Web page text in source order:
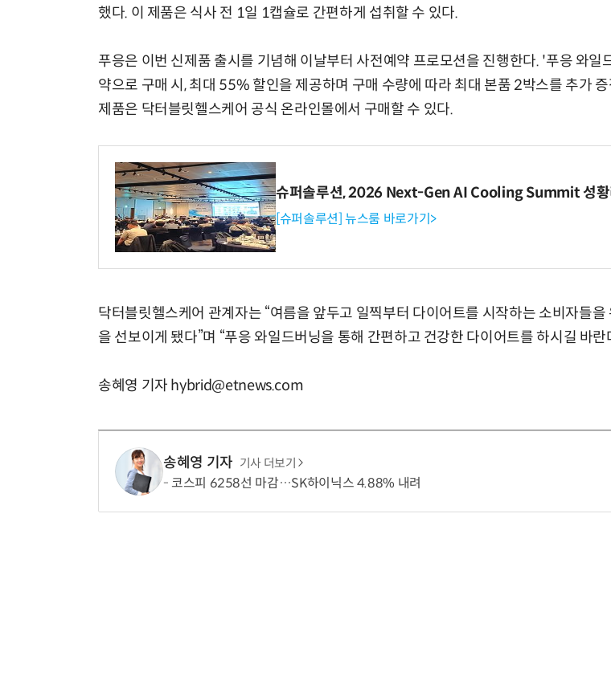
했다. 이 제품은 식사 전 1일 1캡슐로 간편하게 섭취할 수 있다.
푸응은 이번 신제품 출시를 기념해 이날부터 사전예약 프로모션을 진행한다. '푸응 와일
약으로 구매 시, 최대 55% 할인을 제공하며 구매 수량에 따라 최대 본품 2박스를 추가
제품은 닥터블릿헬스케어 공식 온라인몰에서 구매할 수 있다.
슈퍼솔루션, 2026 Next-Gen AI Cooling Summit 성황
[슈퍼솔루션] 뉴스룸 바로가기>
닥터블릿헬스케어 관계자는 “여름을 앞두고 일찍부터 다이어트를 시작하는 소비자들을
을 선보이게 됐다”며 “푸응 와일드버닝을 통해 간편하고 건강한 다이어트를 하시길 바란
송혜영 기자 hybrid@etnews.com
송혜영 기자 기사 더보기
코스피 6258선 마감…SK하이닉스 4.88% 내려